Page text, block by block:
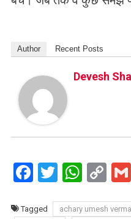
Author Recent Posts
Devesh
Facebook
Twitter
Tagged achary umesh verma